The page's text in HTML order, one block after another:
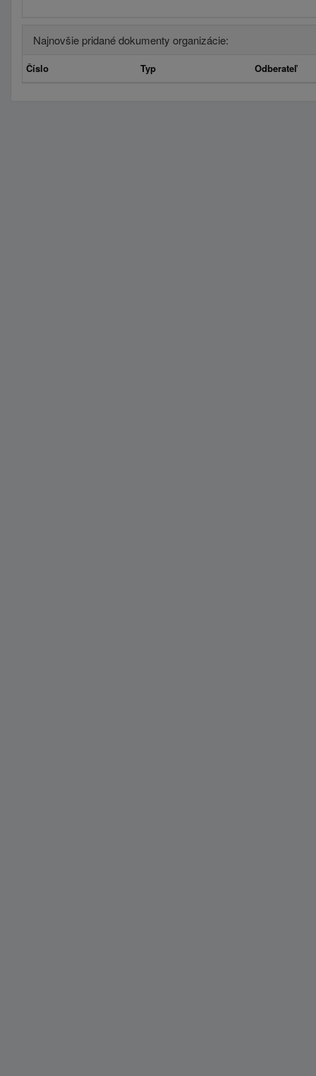
Najnovšie pridané dokumenty organizácie:
Číslo Typ Odberateľ